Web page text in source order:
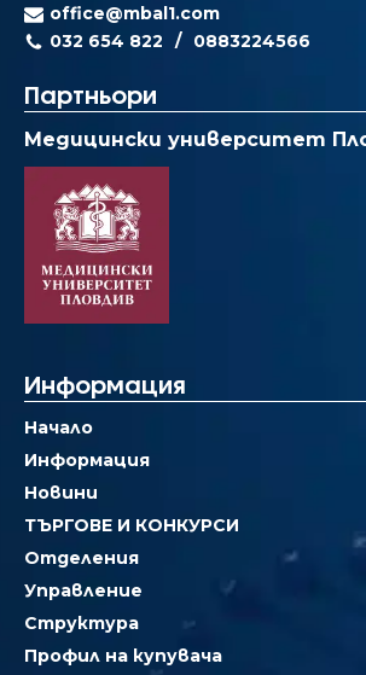
office@mbal1.com
032 654 822
0883224566
Партньори
Медицински университет
Информация
Начало
Информация
Новини
ТЪРГОВЕ И КОНКУРСИ
Отделения
Управление
Структура
Профил на купувача